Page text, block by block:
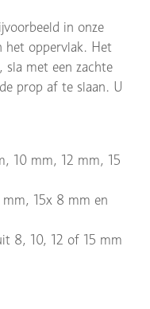
in onze
het oppervlak. Het
met een zachte
prop af te slaan. U
10 mm, 12 mm, 15
15x 8 mm en
8, 10, 12 of 15 mm